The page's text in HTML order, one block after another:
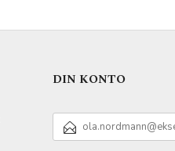
DIN KONTO
E-
POSTADRESSE